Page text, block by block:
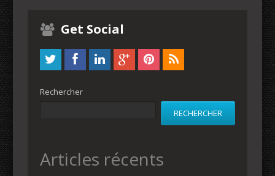
Get Social
Rechercher
RECHERCHER
Articles récents